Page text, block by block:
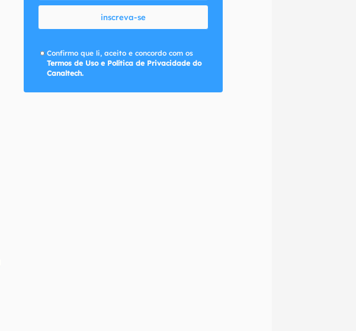
inscreva-se
Confirmo que li, aceito e concordo com os
Termos de Uso e Política de Privacidade do
Canaltech.